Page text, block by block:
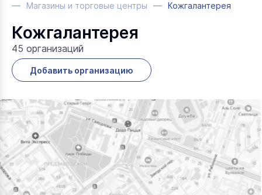
Магазины и торговые центры
Кожгалантерея
Кожгалантерея
45 организаций
Добавить организацию